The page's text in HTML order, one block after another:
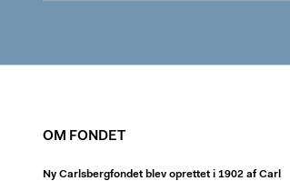
OM FONDET
Ny Carlsbergfondet blev oprettet i 1902 af Carl